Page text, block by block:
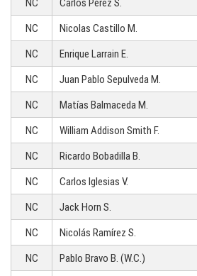
NC
Carlos Pérez S.
NC
Nicolas Castillo M.
NC
Enrique Larrain E.
NC
Juan Pablo Sepulveda M.
NC
Matías Balmaceda M.
NC
William Addison Smith F.
NC
Ricardo Bobadilla B.
NC
Carlos Iglesias V.
NC
Jack Horn S.
NC
Nicolás Ramírez S.
NC
Pablo Bravo B. (W.C.)